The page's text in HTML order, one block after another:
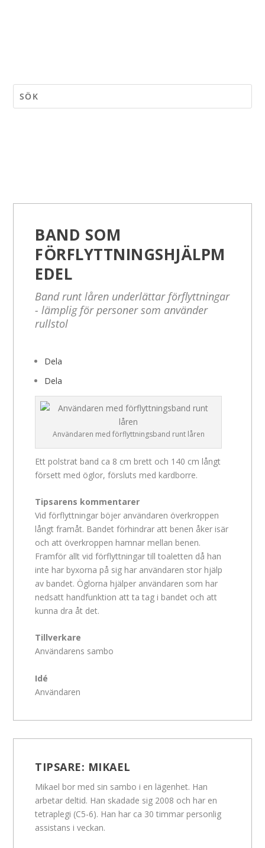
BAND SOM
FÖRFLYTTNINGSHJÄLPM
EDEL
Band runt låren underlättar förflyttningar
- lämplig för personer som använder
rullstol
Dela
Dela
Användaren med förflyttningsband runt låren
Ett polstrat band ca 8 cm brett och 140 cm långt
försett med öglor, försluts med kardborre.
Tipsarens kommentarer
Vid förflyttningar böjer användaren överkroppen
långt framåt. Bandet förhindrar att benen åker isär
och att överkroppen hamnar mellan benen.
Framför allt vid förflyttningar till toaletten då han
inte har byxorna på sig har användaren stor hjälp
av bandet. Öglorna hjälper användaren som har
nedsatt handfunktion att ta tag i bandet och att
kunna dra åt det.
Tillverkare
Användarens sambo
Idé
Användaren
TIPSARE: MIKAEL
Mikael bor med sin sambo i en lägenhet. Han
arbetar deltid. Han skadade sig 2008 och har en
tetraplegi (C5-6). Han har ca 30 timmar personlig
assistans i veckan.